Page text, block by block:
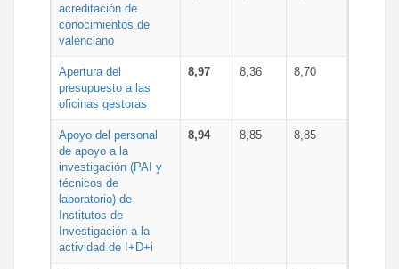
acreditación de
conocimientos de
valenciano
Apertura del
presupuesto a las
oficinas gestoras
8,97 8,36 8,70
Apoyo del personal
de apoyo a la
investigación (PAI y
técnicos de
laboratorio) de
Institutos de
Investigación a la
actividad de I+D+i
8,94 8,85 8,85